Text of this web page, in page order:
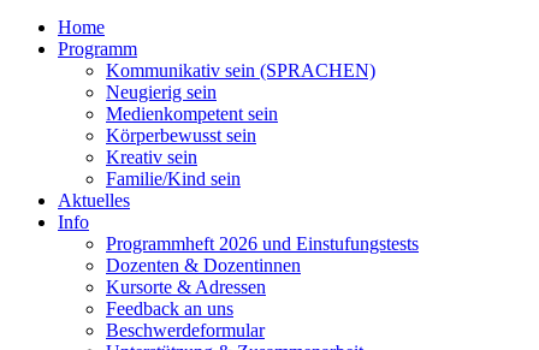
Home
Programm
Kommunikativ sein (SPRACHEN)
Neugierig sein
Medienkompetent sein
Körperbewusst sein
Kreativ sein
Familie/Kind sein
Aktuelles
Info
Programmheft 2026 und Einstufungstests
Dozenten & Dozentinnen
Kursorte & Adressen
Feedback an uns
Beschwerdeformular